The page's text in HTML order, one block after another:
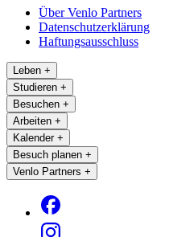
Über Venlo Partners
Datenschutzerklärung
Haftungsausschluss
Leben +
Studieren +
Besuchen +
Arbeiten +
Kalender +
Besuch planen +
Venlo Partners +